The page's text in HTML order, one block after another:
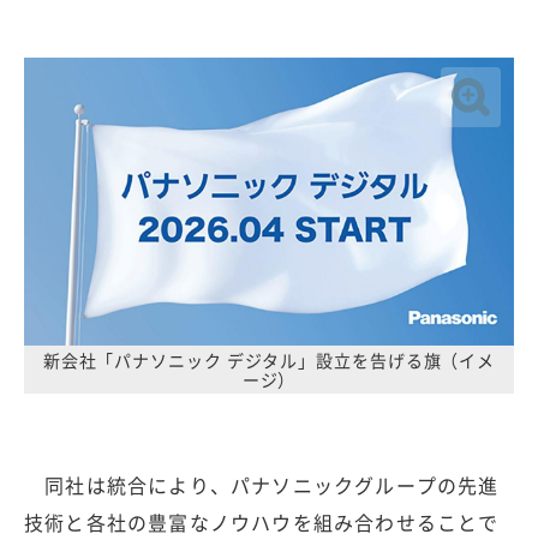
新会社「パナソニック デジタル」設立を告げる旗（イメ
ージ）
同社は統合により、パナソニックグループの先進
技術と各社の豊富なノウハウを組み合わせることで